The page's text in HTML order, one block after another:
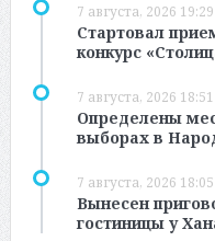
7 августа, 2026 19:29
Стартовал
конкурс
7 августа, 2026 18:51
Определены
выборах в
7 августа, 2026 18:05
Вынесен
гостиницы у